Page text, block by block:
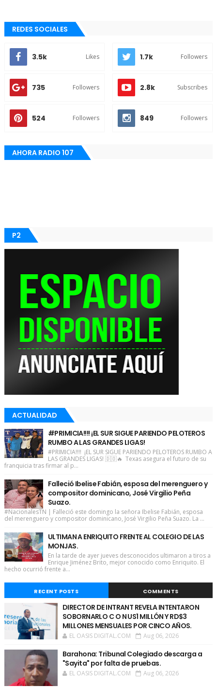
REDES SOCIALES
3.5k Likes 1.7k Followers
735 Followers 2.8k Subscribes
524 Followers 849 Followers
AHORA RADIO 107
P2
ACTUALIDAD
#PRIMICIA!!!! ¡EL SUR SIGUE PARIENDO PELOTEROS
RUMBO A LAS GRANDES LIGAS!
#PRIMICIA!!!! ¡EL SUR SIGUE PARIENDO PELOTEROS RUMBO A
LAS GRANDES LIGAS! 🇩🇴🔥 Texas asegura el futuro de su
franquicia tras firmar al p...
Falleció Ibelise Fabián, esposa del merenguero y
compositor dominicano, José Virgilio Peña
Suazo.
#NacionalesTN | Falleció este domingo la señora Ibelise Fabián, esposa
del merenguero y compositor dominicano, José Virgilio Peña Suazo. La ...
ULTIMAN A ENRIQUITO FRENTE AL COLEGIO DE LAS
MONJAS.
En la tarde de ayer jueves desconocidos ultimaron a tiros a
Enrique Jiménez Brito, mejor conocido como Enriquito. El
hecho ocurrió frente a...
RECENT POSTS COMMENTS
DIRECTOR DE INTRANT REVELA INTENTARON
SOBORNARLO C O N US1 MILLÓN Y RD$3
MILLONES MENSUALES POR CINCO AÑOS.
EL OASIS DIGITAL.COM Aug 06, 2026
Barahona: Tribunal Colegiado descarga a
"Sayita" por falta de pruebas.
EL OASIS DIGITAL.COM Aug 06, 2026